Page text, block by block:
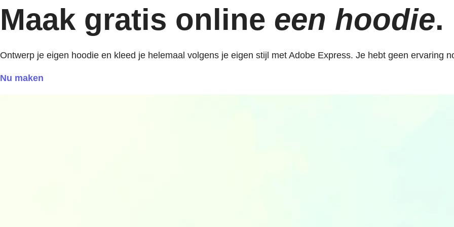
Maak gratis online een hoodie.
Ontwerp je eigen hoodie en kleed je helemaal volgens je eigen stijl met Adobe Express. Je hebt geen ervaring
Nu maken